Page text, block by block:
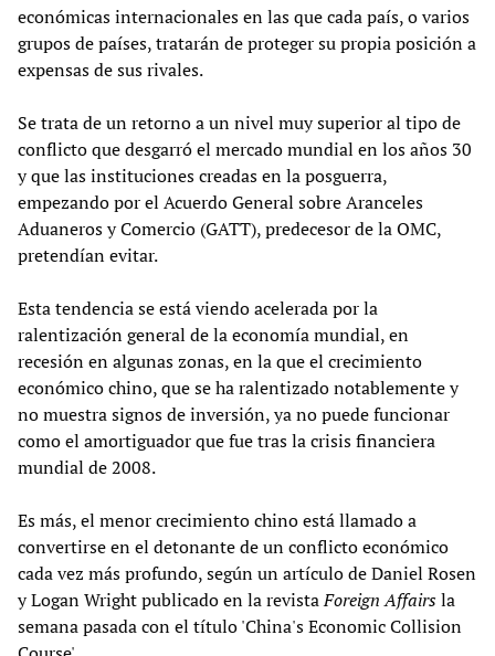
económicas internacionales en las que cada país, o varios
grupos de países, tratarán de proteger su propia posición a
expensas de sus rivales.
Se trata de un retorno a un nivel muy superior al tipo de
conflicto que desgarró el mercado mundial en los años 30
y que las instituciones creadas en la posguerra,
empezando por el Acuerdo General sobre Aranceles
Aduaneros y Comercio (GATT), predecesor de la OMC,
pretendían evitar.
Esta tendencia se está viendo acelerada por la
ralentización general de la economía mundial, en
recesión en algunas zonas, en la que el crecimiento
económico chino, que se ha ralentizado notablemente y
no muestra signos de inversión, ya no puede funcionar
como el amortiguador que fue tras la crisis financiera
mundial de 2008.
Es más, el menor crecimiento chino está llamado a
convertirse en el detonante de un conflicto económico
cada vez más profundo, según un artículo de Daniel Rosen
y Logan Wright publicado en la revistaForeign Affairsla
semana pasada con el título 'China's Economic Collision